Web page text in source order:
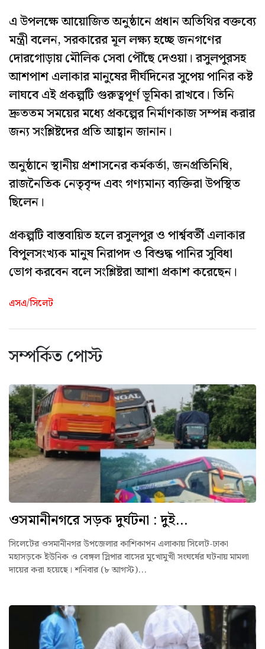
এ উপলক্ষে আয়োজিত অনুষ্ঠানে প্রধান অতিথির বক্তব্যে
মন্ত্রী বলেন, সরকারের মূল লক্ষ্য হচ্ছে জনগণের
দোরগোড়ায় মৌলিক সেবা পৌঁছে দেওয়া। রসুলপুরসহ
আশপাশ এলাকার মানুষের দীর্ঘদিনের সুপেয় পানির কষ্ট
লাঘবে এই প্রকল্পটি গুরুত্বপূর্ণ ভূমিকা রাখবে। তিনি
দ্রুততম সময়ের মধ্যে প্রকল্পের নির্মাণকাজ সম্পন্ন করার
জন্য সংশ্লিষ্টদের প্রতি আহ্বান জানান।
অনুষ্ঠানে স্থানীয় প্রশাসনের কর্মকর্তা, জনপ্রতিনিধি,
রাজনৈতিক নেতৃবৃন্দ এবং গণ্যমান্য ব্যক্তিরা উপস্থিত
ছিলেন।
প্রকল্পটি বাস্তবায়িত হলে রসুলপুর ও পার্শ্ববর্তী এলাকার
বিপুলসংখ্যক মানুষ নিরাপদ ও বিশুদ্ধ পানির সুবিধা
ভোগ করবেন বলে সংশ্লিষ্টরা আশা প্রকাশ করেছেন।
এসএ/সিলেট
সম্পর্কিত পোস্ট
ওসমানীনগরে সড়ক দুর্ঘটনা : দুই...
সিলেটের ওসমানীনগর উপজেলার কাশিকাপন এলাকায় সিলেট-ঢাকা
মহাসড়কে ইউনিক ও বেঙ্গল স্লিপার বাসের মুখোমুখী সংঘর্ষের ঘটনায় মামলা
দায়ের করা হয়েছে। শনিবার (৮ আগস্ট)...